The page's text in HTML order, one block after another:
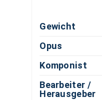
Gewicht
Opus
Komponist
Bearbeiter /
Herausgeber